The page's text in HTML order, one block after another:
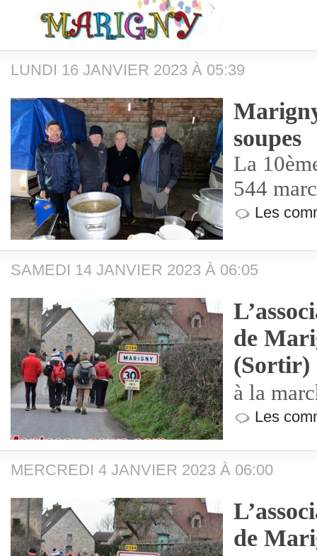
LUNDI 16 JANVIER 2023 À 05:39
soupes
La
544
Les
SAMEDI 14 JANVIER 2023 À 06:05
de
(Sortir)
à la
Les
MERCREDI 4 JANVIER 2023 À 06:00
de